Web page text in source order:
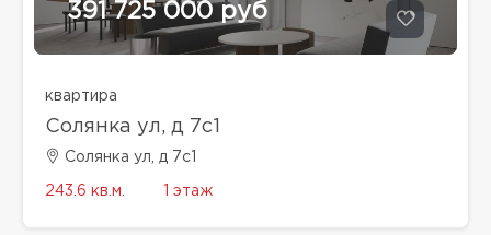
391 725 000 руб
квартира
Солянка ул, д 7с1
Солянка ул, д 7с1
243.6 кв.м. 1 этаж